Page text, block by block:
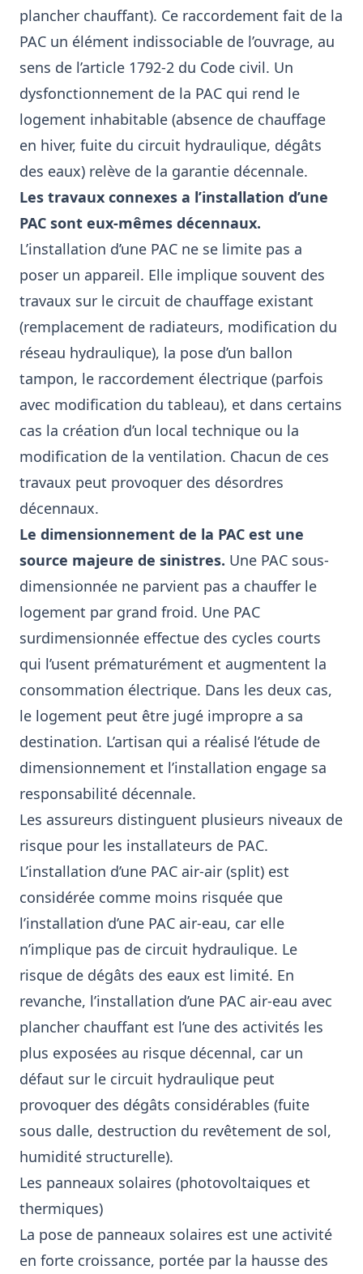
plancher chauffant). Ce raccordement fait de la
PAC un élément indissociable de l’ouvrage, au
sens de l’article 1792-2 du Code civil. Un
dysfonctionnement de la PAC qui rend le
logement inhabitable (absence de chauffage
en hiver, fuite du circuit hydraulique, dégâts
des eaux) relève de la garantie décennale.
Les travaux connexes a l’installation d’une
PAC sont eux-mêmes décennaux.
L’installation d’une PAC ne se limite pas a
poser un appareil. Elle implique souvent des
travaux sur le circuit de chauffage existant
(remplacement de radiateurs, modification du
réseau hydraulique), la pose d’un ballon
tampon, le raccordement électrique (parfois
avec modification du tableau), et dans certains
cas la création d’un local technique ou la
modification de la ventilation. Chacun de ces
travaux peut provoquer des désordres
décennaux.
Le dimensionnement de la PAC est une
source majeure de sinistres. Une PAC sous-
dimensionnée ne parvient pas a chauffer le
logement par grand froid. Une PAC
surdimensionnée effectue des cycles courts
qui l’usent prématurément et augmentent la
consommation électrique. Dans les deux cas,
le logement peut être jugé impropre a sa
destination. L’artisan qui a réalisé l’étude de
dimensionnement et l’installation engage sa
responsabilité décennale.
Les assureurs distinguent plusieurs niveaux de
risque pour les installateurs de PAC.
L’installation d’une PAC air-air (split) est
considérée comme moins risquée que
l’installation d’une PAC air-eau, car elle
n’implique pas de circuit hydraulique. Le
risque de dégâts des eaux est limité. En
revanche, l’installation d’une PAC air-eau avec
plancher chauffant est l’une des activités les
plus exposées au risque décennal, car un
défaut sur le circuit hydraulique peut
provoquer des dégâts considérables (fuite
sous dalle, destruction du revêtement de sol,
humidité structurelle).
Les panneaux solaires (photovoltaiques et
thermiques)
La pose de panneaux solaires est une activité
en forte croissance, portée par la hausse des